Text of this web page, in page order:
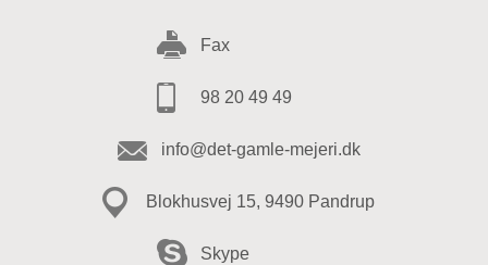
Fax
98 20 49 49
info@det-gamle-mejeri.dk
Blokhusvej 15, 9490 Pandrup
Skype